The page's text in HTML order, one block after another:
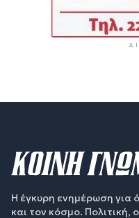
Η έγκυρη ενημέρωση για
και τον κόσμο. Πολιτική,